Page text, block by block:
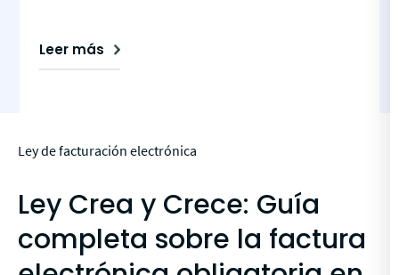
Leer más
Ley de facturación electrónica
Ley Crea y Crece: Guía
completa sobre la factura